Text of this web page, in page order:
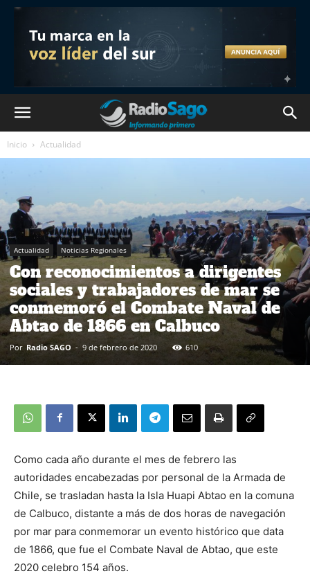
Inicio Actualidad
Actualidad Noticias Regionales
Con reconocimientos a dirigentes
sociales y trabajadores de mar se
conmemoró el Combate Naval de
Abtao de 1866 en Calbuco
Por Radio SAGO - 9 de febrero de 2020 610
Como cada año durante el mes de febrero las
autoridades encabezadas por personal de la Armada de
Chile, se trasladan hasta la Isla Huapi Abtao en la comuna
de Calbuco, distante a más de dos horas de navegación
por mar para conmemorar un evento histórico que data
de 1866, que fue el Combate Naval de Abtao, que este
2020 celebro 154 años.